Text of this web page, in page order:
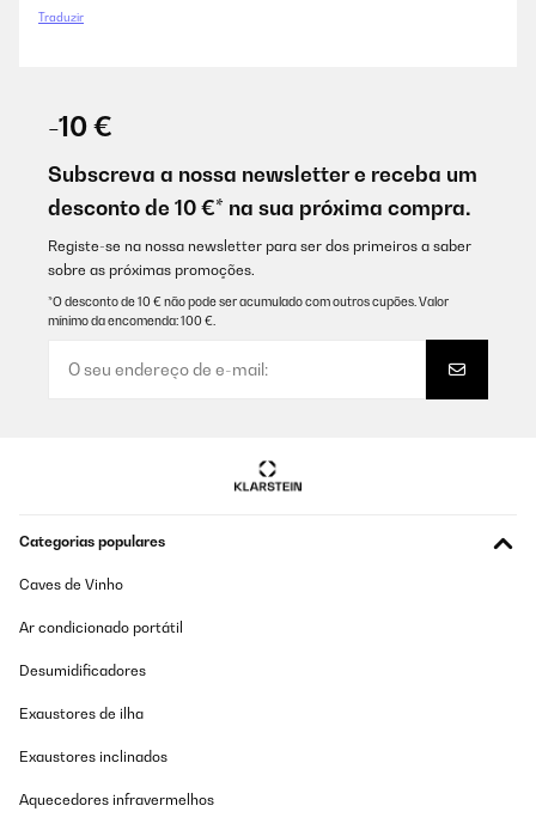
Traduzir
-10 €
Subscreva a nossa newsletter e receba um
desconto de 10 €* na sua próxima compra.
Registe-se na nossa newsletter para ser dos primeiros a saber
sobre as próximas promoções.
*O desconto de 10 € não pode ser acumulado com outros cupões. Valor
mínimo da encomenda: 100 €.
Categorias populares
Caves de Vinho
Ar condicionado portátil
Desumidificadores
Exaustores de ilha
Exaustores inclinados
Aquecedores infravermelhos